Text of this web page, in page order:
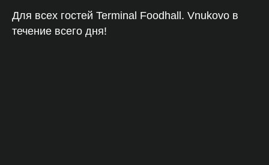
Для всех гостей Terminal Foodhall. Vnukovo в
течение всего дня!